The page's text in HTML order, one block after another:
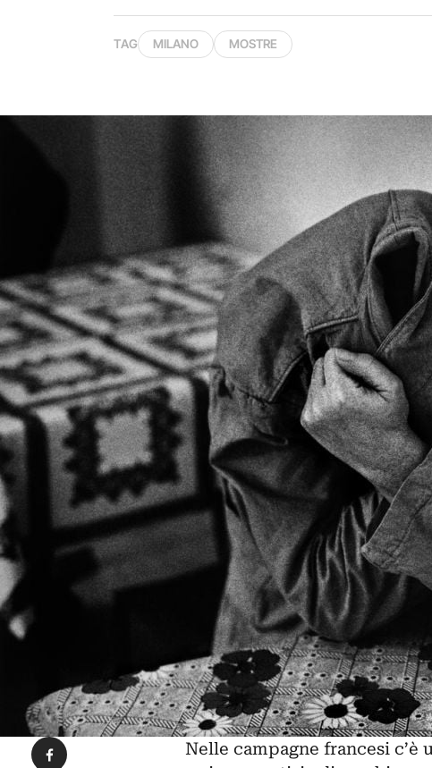
TAG MILANO MOSTRE
Nelle campagne francesi c’è
Condividi su Facebook